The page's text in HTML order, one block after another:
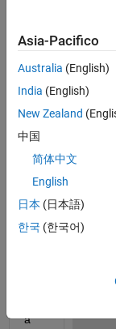
am
dev
pin
g a
1v
ke-
to-
pea
sin
a
Asia-Pacifico
Australia (English)
India (English)
New Zealand
中国
简体中文
English
日本 (日本語)
한국 (한국어)